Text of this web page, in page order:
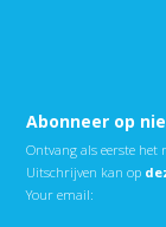
Abonneer op
Ontvang als eerste het
Uitschrijven kan op
Your email: